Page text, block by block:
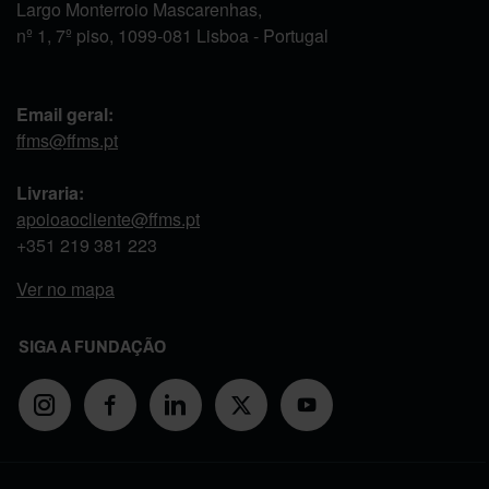
Largo Monterroio Mascarenhas,
nº 1, 7º piso, 1099-081 Lisboa - Portugal
Email geral:
ffms@ffms.pt
Livraria:
apoioaocliente@ffms.pt
+351 219 381 223
Ver no mapa
SIGA A FUNDAÇÃO